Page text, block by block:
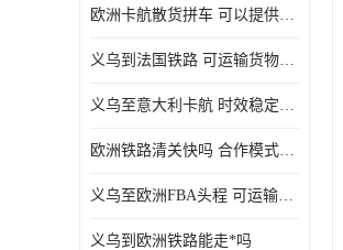
欧洲卡航散货拼车 可以提供个性化服务
义乌到法国铁路 可运输货物种类多
义乌至意大利卡航 时效稳定有保障
欧洲铁路清关快吗 合作模式多样
义乌至欧洲FBA头程 可运输货物种类多
义乌到欧洲铁路能走*吗